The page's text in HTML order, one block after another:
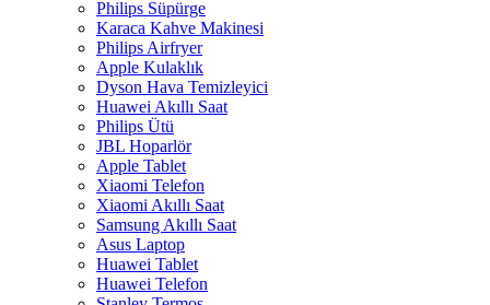
Philips Süpürge
Karaca Kahve Makinesi
Philips Airfryer
Apple Kulaklık
Dyson Hava Temizleyici
Huawei Akıllı Saat
Philips Ütü
JBL Hoparlör
Apple Tablet
Xiaomi Telefon
Xiaomi Akıllı Saat
Samsung Akıllı Saat
Asus Laptop
Huawei Tablet
Huawei Telefon